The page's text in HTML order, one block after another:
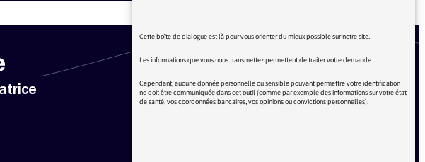
Cette boîte de dialogue est là pour vous orienter du mieux possible sur notre site.
Les informations que vous nous transmettez permettent de traiter votre demande.
Cependant, aucune donnée personnelle ou sensible pouvant permettre votre identification
ne doit être communiquée dans cet outil (comme par exemple des informations sur votre état
de santé, vos coordonnées bancaires, vos opinions ou convictions personnelles).